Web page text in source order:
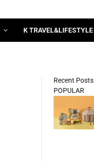
K TRAVEL&LIFESTYLE
Recent Posts
POPULAR